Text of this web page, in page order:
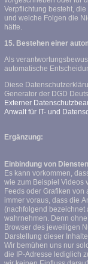
Verpflichtung besteht,
und welche Folgen die
hätte.
15. Bestehen einer
Als
automatische
Diese
Generator der DGD
Externer
Anwalt für IT- und
Ergänzung:
Einbindung von
Es kann vorkommen, dass
wie zum Beispiel Videos von
Feeds oder Grafiken von
immer voraus, dass die
(nachfolgend bezeichnet
wahrnehmen. Denn ohne
Browser des jeweiligen
Darstellung dieser
Wir bemühen uns nur solche Inhalte zu verwenden, deren jeweilige
die IP-Adresse lediglich zur Auslieferung der Inhalte verwenden. Jedoch haben